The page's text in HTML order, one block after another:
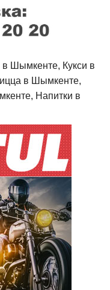
Шымкенте, Кукси в
в Шымкенте,
Напитки в